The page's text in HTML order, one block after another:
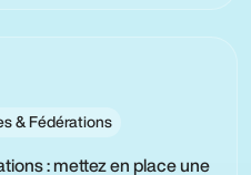
& Fédérations
: mettez en place une